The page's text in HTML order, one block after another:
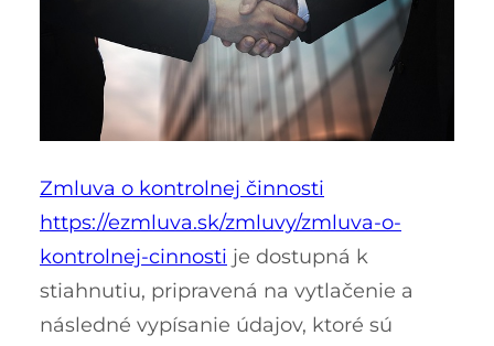
Zmluva o kontrolnej činnosti
https://ezmluva.sk/zmluvy/zmluva-o-
kontrolnej-cinnosti je dostupná k
stiahnutiu, pripravená na vytlačenie a
následné vypísanie údajov, ktoré sú